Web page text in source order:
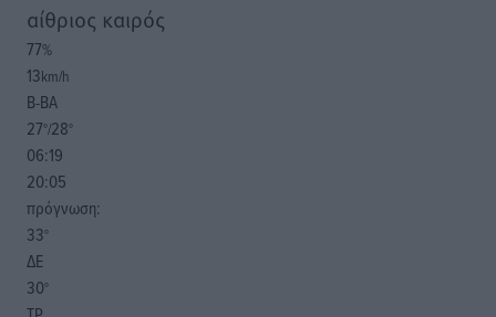
αίθριος καιρός
77%
13km/h
Β-ΒΑ
27°/28°
06:19
20:05
πρόγνωση:
33°
ΔΕ
30°